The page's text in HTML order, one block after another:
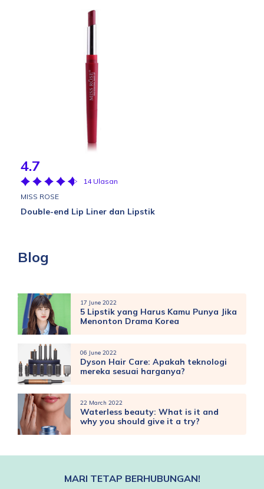
4.7
14 Ulasan
MISS ROSE
Double-end Lip Liner dan Lipstik
Blog
17 June 2022
5 Lipstik yang Harus Kamu Punya Jika
Menonton Drama Korea
06 June 2022
Dyson Hair Care: Apakah teknologi
mereka sesuai harganya?
22 March 2022
Waterless beauty: What is it and
why you should give it a try?
MARI TETAP BERHUBUNGAN!